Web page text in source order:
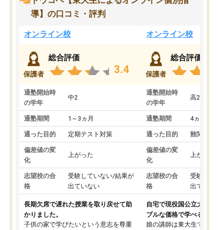
導】の口コミ・評判
オンライン校
保護者
総合評価
3.4
通塾開始時
の学年
中2
通塾期間 1～3ヵ月
通った目的 定期テスト対策
偏差値の変
化
上がった
志望校の合
格
受験していない/結果が
出ていない
長期欠席で遅れた授業を取り戻せて助
かりました。
子供の家で学びたいという意志を尊重
オンライン校
保護者
総合評価
通塾開始時
の学年
高2
通塾期間 4ヵ月～1
通った目的 難関私立
偏差値の変
化
上がった
志望校の合
格
受験して
出ていな
自宅で現役国公立大学生
ブルな価格で学べる
娘の講師は東大生では無